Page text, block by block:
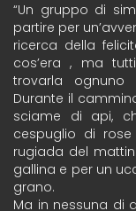
“Un gruppo di
partire per
ricerca della
cos’era , ma
trovarla
Durante il
sciame di api,
cespuglio di
rugiada del
gallina e per un
grano.
Ma in nessuna di